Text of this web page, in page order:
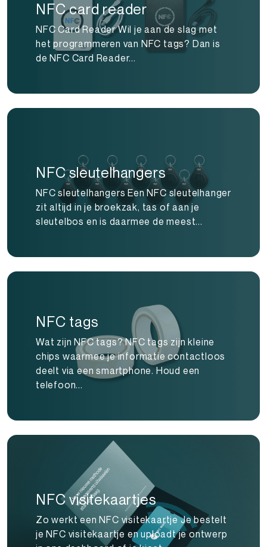
NFC card reader
NFC Card Reader Wil je aan de slag met
het programmeren van NFC tags? Dan is
de NFC Card Reader...
NFC sleutelhangers
NFC sleutelhangers Een NFC sleutelhanger
zit altijd in je broekzak, tas of aan je
sleutelbos en is daarmee de meest...
NFC tags
Wat zijn NFC tags? NFC tags zijn kleine
chips waarmee je informatie contactloos
deelt via een smartphone. Houd een
telefoon...
NFC visitekaartjes
Zo werkt een NFC visitekaartje Je bestelt
je NFC visitekaartje en uploadt je ontwerp